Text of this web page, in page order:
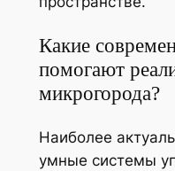
Какие
помогают
микрогорода?
Наиболее
умные системы